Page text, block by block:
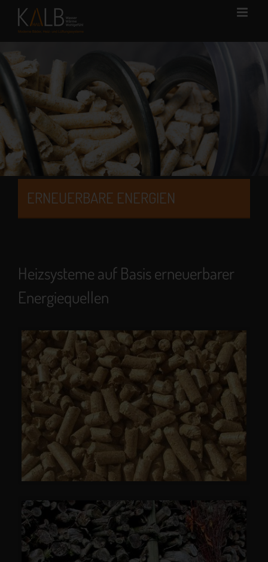
content
ERNEUERBARE ENERGIEN
Heizsysteme auf Basis erneuerbarer
Energiequellen